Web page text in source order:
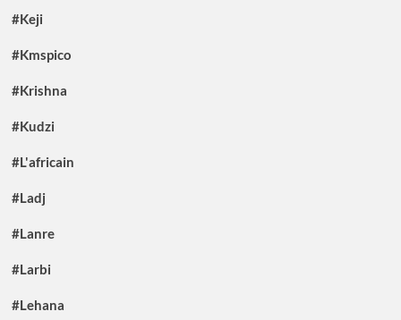
#Keji
#Kmspico
#Krishna
#Kudzi
#L'africain
#Ladj
#Lanre
#Larbi
#Lehana